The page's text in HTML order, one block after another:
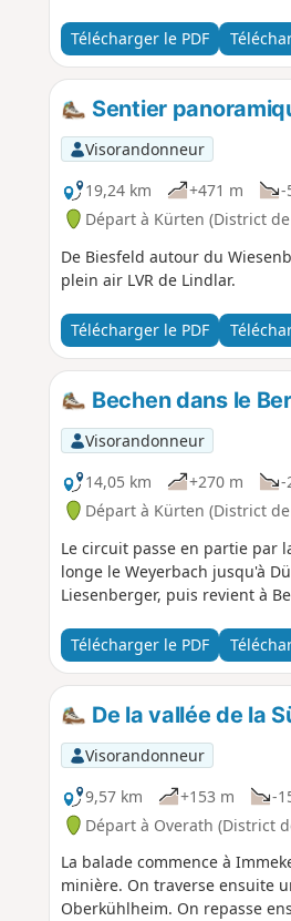
Télécharger le PDF
Sentier
Visorandonneur
19,24 km
+471 m -
Départ à Kürten (District
De Biesfeld autour du
plein air LVR de Lindlar.
Télécharger le PDF
Bechen dans le
Visorandonneur
14,05 km
+270 m -
Départ à Kürten (District
Le circuit passe en partie par
longe le Weyerbach jusqu'à
Liesenberger, puis revient à
Télécharger le PDF
De la vallée de la
Visorandonneur
9,57 km
+153 m -
Départ à Overath (District
La balade commence à
minière. On traverse ensuite
Oberkühlheim. On repasse